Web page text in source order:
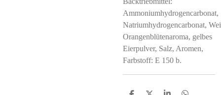
Ammoniumhydrogencarbonat,
Natriumhydrogencarbonat,
Orangenblütenaroma, gelbes
Eierpulver, Salz, Aromen,
Farbstoff: E 150 b.